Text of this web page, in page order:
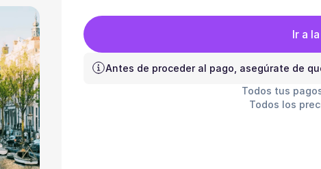
Ir a
Antes de proceder al pago, asegúrate de
Todos tus
Todos los